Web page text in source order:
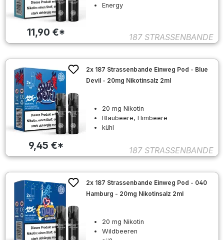
11,90 €*
Energy
187 STRASSENBANDE
9,45 €*
2x 187 Strassenbande Einweg Pod - Blue
Devil - 20mg Nikotinsalz 2ml
20 mg Nikotin
Blaubeere, Himbeere
kühl
187 STRASSENBANDE
2x 187 Strassenbande Einweg Pod - 040
Hamburg - 20mg Nikotinsalz 2ml
20 mg Nikotin
Wildbeeren